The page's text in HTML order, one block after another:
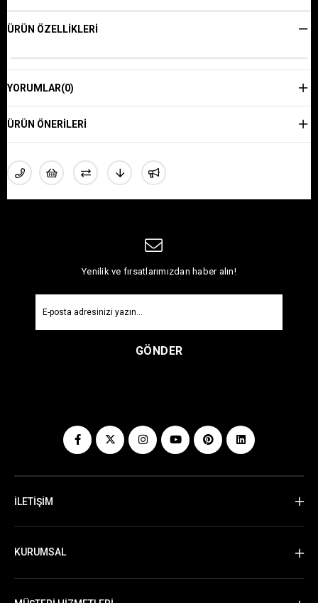
ÜRÜN ÖZELLIKLERI
YORUMLAR(0)
ÜRÜN ÖNERILERI
Yenilik ve fırsatlarımızdan haber alın!
GÖNDER
İLETİŞİM
KURUMSAL